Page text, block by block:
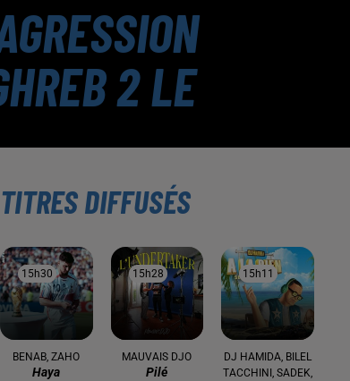
2 LE
TITRES DIFFUSÉS
15h30
15h30
BENAB, ZAHO
Haya
15h28
15h28
MAUVAIS DJO
Pilé
15h11
15h11
DJ HAMIDA, BILEL
TACCHINI, SADEK,